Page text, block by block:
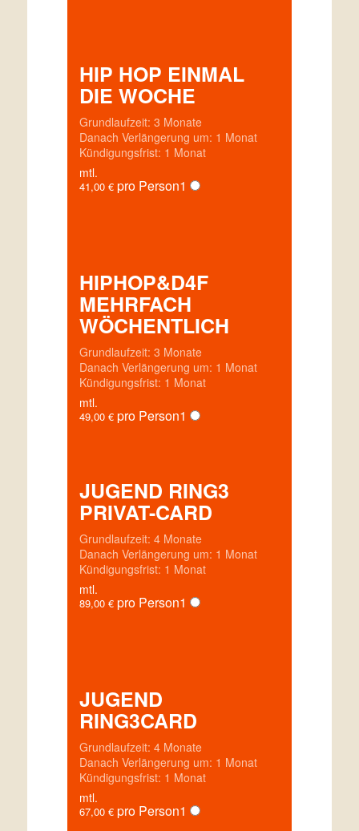
HIP HOP EINMAL
DIE WOCHE
Grundlaufzeit: 3 Monate
Danach Verlängerung um: 1 Monat
Kündigungsfrist: 1 Monat
mtl.
41,00 € pro Person1
HIPHOP&D4F
MEHRFACH
WÖCHENTLICH
Grundlaufzeit: 3 Monate
Danach Verlängerung um: 1 Monat
Kündigungsfrist: 1 Monat
mtl.
49,00 € pro Person1
JUGEND RING3
PRIVAT-CARD
Grundlaufzeit: 4 Monate
Danach Verlängerung um: 1 Monat
Kündigungsfrist: 1 Monat
mtl.
89,00 € pro Person1
JUGEND
RING3CARD
Grundlaufzeit: 4 Monate
Danach Verlängerung um: 1 Monat
Kündigungsfrist: 1 Monat
mtl.
67,00 € pro Person1